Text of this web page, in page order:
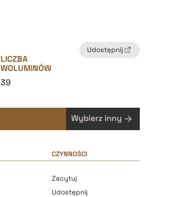
Udostępnij
LICZBA
WOLUMINÓW
39
Wybierz inny
CZYNNOŚCI
Zacytuj
Udostępnij